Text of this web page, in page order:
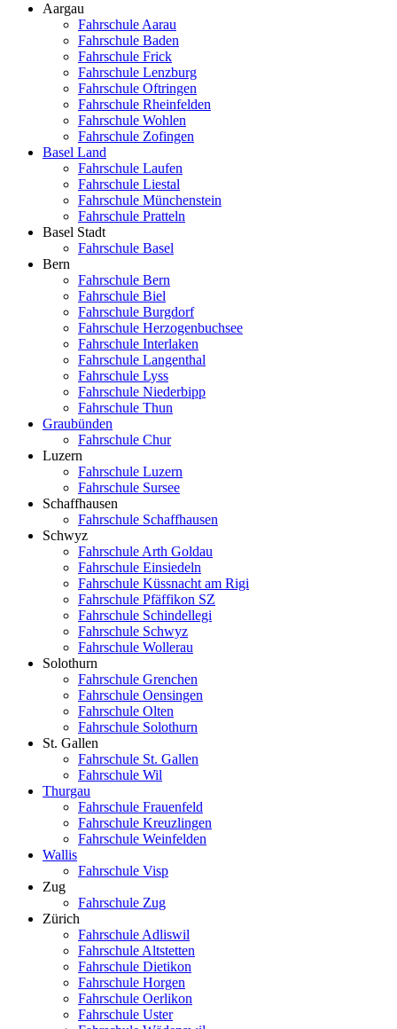
Aargau
Fahrschule Aarau
Fahrschule Baden
Fahrschule Frick
Fahrschule Lenzburg
Fahrschule Oftringen
Fahrschule Rheinfelden
Fahrschule Wohlen
Fahrschule Zofingen
Basel Land
Fahrschule Laufen
Fahrschule Liestal
Fahrschule Münchenstein
Fahrschule Pratteln
Basel Stadt
Fahrschule Basel
Bern
Fahrschule Bern
Fahrschule Biel
Fahrschule Burgdorf
Fahrschule Herzogenbuchsee
Fahrschule Interlaken
Fahrschule Langenthal
Fahrschule Lyss
Fahrschule Niederbipp
Fahrschule Thun
Graubünden
Fahrschule Chur
Luzern
Fahrschule Luzern
Fahrschule Sursee
Schaffhausen
Fahrschule Schaffhausen
Schwyz
Fahrschule Arth Goldau
Fahrschule Einsiedeln
Fahrschule Küssnacht am Rigi
Fahrschule Pfäffikon SZ
Fahrschule Schindellegi
Fahrschule Schwyz
Fahrschule Wollerau
Solothurn
Fahrschule Grenchen
Fahrschule Oensingen
Fahrschule Olten
Fahrschule Solothurn
St. Gallen
Fahrschule St. Gallen
Fahrschule Wil
Thurgau
Fahrschule Frauenfeld
Fahrschule Kreuzlingen
Fahrschule Weinfelden
Wallis
Fahrschule Visp
Zug
Fahrschule Zug
Zürich
Fahrschule Adliswil
Fahrschule Altstetten
Fahrschule Dietikon
Fahrschule Horgen
Fahrschule Oerlikon
Fahrschule Uster